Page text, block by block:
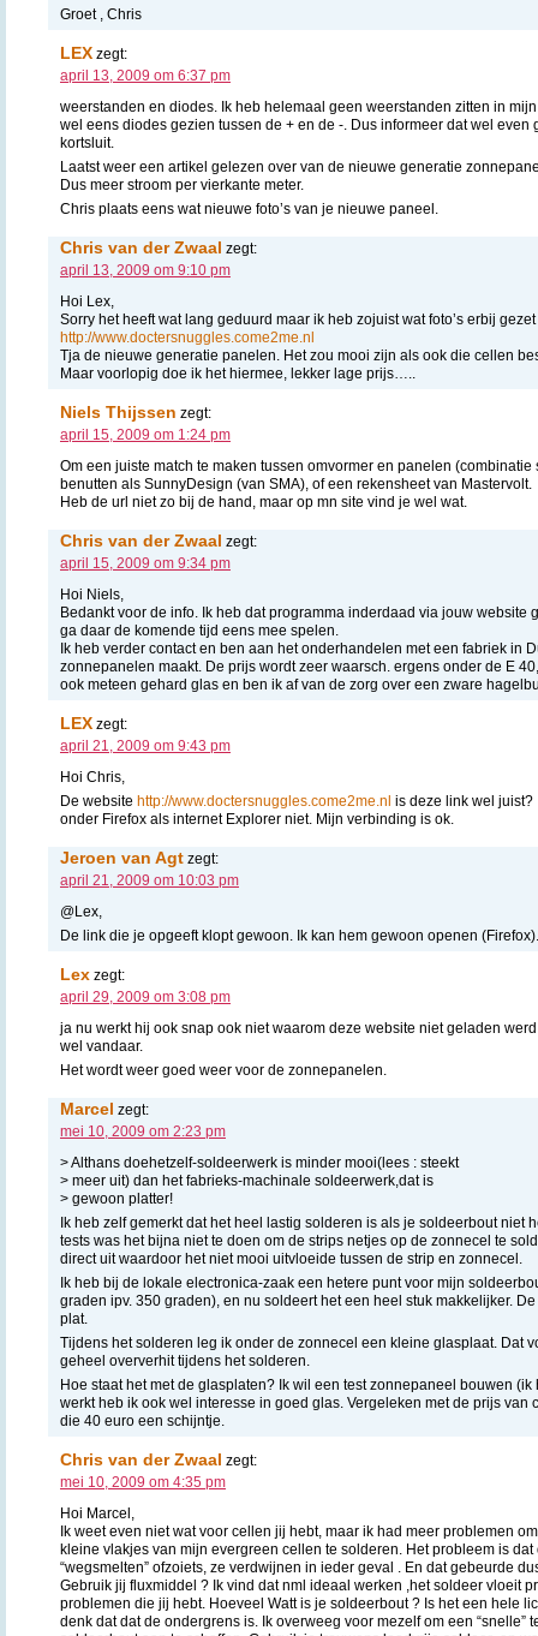
Groet , Chris
LEX zegt:
april 13, 2009 om 6:37 pm
weerstanden en diodes. Ik heb helemaal geen weerstanden zitten in
wel eens diodes gezien tussen de + en de -. Dus informeer dat wel even
kortsluit.
Laatst weer een artikel gelezen over van de nieuwe generatie
Dus meer stroom per vierkante meter.
Chris plaats eens wat nieuwe foto’s van je nieuwe paneel.
Chris van der Zwaal zegt:
april 13, 2009 om 9:10 pm
Hoi Lex,
Sorry het heeft wat lang geduurd maar ik heb zojuist wat foto’s erbij
http://www.doctersnuggles.come2me.nl
Tja de nieuwe generatie panelen. Het zou mooi zijn als ook die cellen
Maar voorlopig doe ik het hiermee, lekker lage prijs…..
Niels Thijssen zegt:
april 15, 2009 om 1:24 pm
Om een juiste match te maken tussen omvormer en panelen
benutten als SunnyDesign (van SMA), of een rekensheet van Mastervolt.
Heb de url niet zo bij de hand, maar op mn site vind je wel wat.
Chris van der Zwaal zegt:
april 15, 2009 om 9:34 pm
Hoi Niels,
Bedankt voor de info. Ik heb dat programma inderdaad via jouw website
ga daar de komende tijd eens mee spelen.
Ik heb verder contact en ben aan het onderhandelen met een fabriek in
zonnepanelen maakt. De prijs wordt zeer waarsch. ergens onder de E
ook meteen gehard glas en ben ik af van de zorg over een zware
LEX zegt:
april 21, 2009 om 9:43 pm
Hoi Chris,
De website http://www.doctersnuggles.come2me.nl is deze link wel juist?
onder Firefox als internet Explorer niet. Mijn verbinding is ok.
Jeroen van Agt zegt:
april 21, 2009 om 10:03 pm
@Lex,
De link die je opgeeft klopt gewoon. Ik kan hem gewoon openen
Lex zegt:
april 29, 2009 om 3:08 pm
ja nu werkt hij ook snap ook niet waarom deze website niet geladen
wel vandaar.
Het wordt weer goed weer voor de zonnepanelen.
Marcel zegt:
mei 10, 2009 om 2:23 pm
> Althans doehetzelf-soldeerwerk is minder mooi(lees : steekt
> meer uit) dan het fabrieks-machinale soldeerwerk,dat is
> gewoon platter!
Ik heb zelf gemerkt dat het heel lastig solderen is als je soldeerbout niet
tests was het bijna niet te doen om de strips netjes op de zonnecel te
direct uit waardoor het niet mooi uitvloeide tussen de strip en zonnecel.
Ik heb bij de lokale electronica-zaak een hetere punt voor mijn
graden ipv. 350 graden), en nu soldeert het een heel stuk makkelijker.
plat.
Tijdens het solderen leg ik onder de zonnecel een kleine glasplaat. Dat
geheel oververhit tijdens het solderen.
Hoe staat het met de glasplaten? Ik wil een test zonnepaneel bouwen
werkt heb ik ook wel interesse in goed glas. Vergeleken met de prijs van
die 40 euro een schijntje.
Chris van der Zwaal zegt:
mei 10, 2009 om 4:35 pm
Hoi Marcel,
Ik weet even niet wat voor cellen jij hebt, maar ik had meer problemen
kleine vlakjes van mijn evergreen cellen te solderen. Het probleem is
“wegsmelten” ofzoiets, ze verdwijnen in ieder geval . En dat gebeurde
Gebruik jij fluxmiddel ? Ik vind dat nml ideaal werken ,het soldeer vloeit
problemen die jij hebt. Hoeveel Watt is je soldeerbout ? Is het een hele
denk dat dat de ondergrens is. Ik overweeg voor mezelf om een “snelle”